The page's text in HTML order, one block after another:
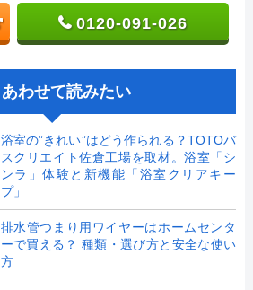
0120-091-026
あわせて読みたい
浴室の”きれい”はどう作られる？TOTOバ
スクリエイト佐倉工場を取材。浴室「シ
ンラ」体験と新機能「浴室クリアキー
プ」
排水管つまり用ワイヤーはホームセンタ
ーで買える？ 種類・選び方と安全な使い
方